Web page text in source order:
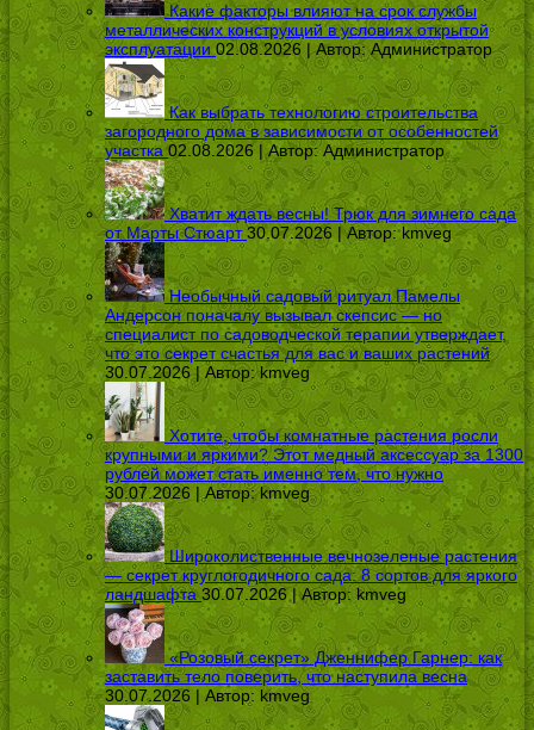
Какие факторы влияют на срок службы
металлических конструкций в условиях открытой
эксплуатации 02.08.2026 | Автор:Администратор
Как выбрать технологию строительства
загородного дома в зависимости от особенностей
участка 02.08.2026 | Автор:Администратор
Хватит ждать весны! Трюк для зимнего сада
от Марты Стюарт 30.07.2026 | Автор:kmveg
Необычный садовый ритуал Памелы
Андерсон поначалу вызывал скепсис — но
специалист по садоводческой терапии утверждает,
что это секрет счастья для вас и ваших растений
30.07.2026 | Автор:kmveg
Хотите, чтобы комнатные растения росли
крупными и яркими? Этот медный аксессуар за 1300
рублей может стать именно тем, что нужно
30.07.2026 | Автор:kmveg
Широколиственные вечнозеленые растения
— секрет круглогодичного сада: 8 сортов для яркого
ландшафта 30.07.2026 | Автор:kmveg
«Розовый секрет» Дженнифер Гарнер: как
заставить тело поверить, что наступила весна
30.07.2026 | Автор: kmveg